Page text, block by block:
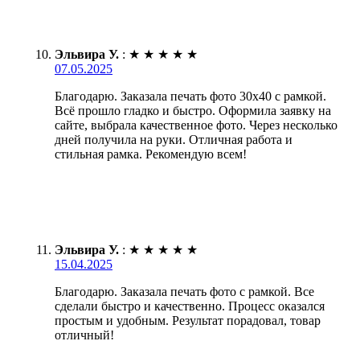
Эльвира У. : ★ ★ ★ ★ ★
07.05.2025
Благодарю. Заказала печать фото 30х40 с рамкой.
Всё прошло гладко и быстро. Оформила заявку на
сайте, выбрала качественное фото. Через несколько
дней получила на руки. Отличная работа и
стильная рамка. Рекомендую всем!
Эльвира У. : ★ ★ ★ ★ ★
15.04.2025
Благодарю. Заказала печать фото с рамкой. Все
сделали быстро и качественно. Процесс оказался
простым и удобным. Результат порадовал, товар
отличный!